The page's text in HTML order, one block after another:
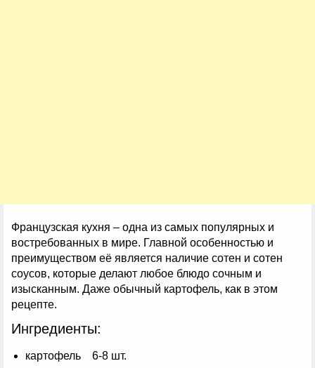
Французская кухня – одна из самых популярных и
востребованных в мире. Главной особенностью и
преимуществом её является наличие сотен и сотен
соусов, которые делают любое блюдо сочным и
изысканным. Даже обычный картофель, как в этом
рецепте.
Ингредиенты:
картофель 6-8 шт.